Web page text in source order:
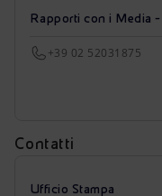
Rapporti con i Media
+39 02 52031875
Contatti
Ufficio Stampa